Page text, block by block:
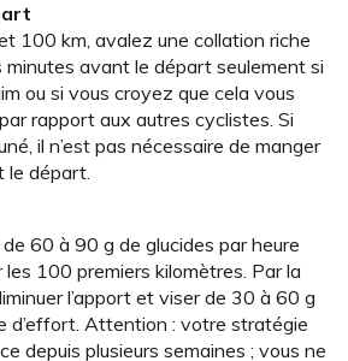
100 km, avalez une collation riche
minutes avant le départ seulement si
ou si vous croyez que cela vous
rapport aux autres cyclistes. Si
il n’est pas nécessaire de manger
le départ.
60 à 90 g de glucides par heure
100 premiers kilomètres. Par la
l’apport et viser de 30 à 60 g
d’effort. Attention : votre stratégie
depuis plusieurs semaines ; vous ne